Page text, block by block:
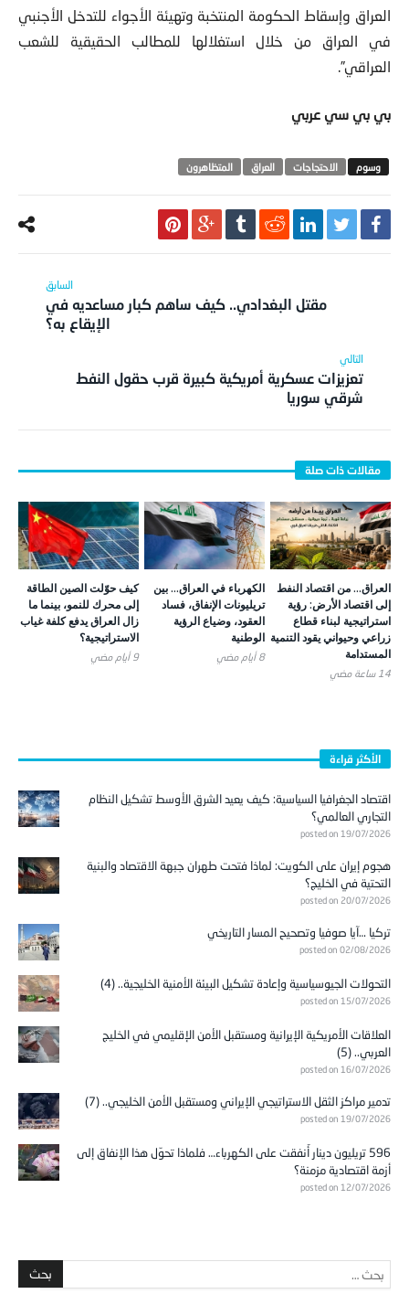
العراق وإسقاط الحكومة المنتخبة وتهيئة الأجواء للتدخل الأجنبي
في العراق من خلال استغلالها للمطالب الحقيقية للشعب
العراقي”.
بي بي سي عربي
الاحتجاجات العراق المتظاهرون
مقتل البغدادي.. كيف ساهم كبار مساعديه في
الإيقاع به؟
تعزيزات عسكرية أمريكية كبيرة قرب حقول النفط
شرقي سوريا
العراق… من اقتصاد النفط
إلى اقتصاد الأرض: رؤية
استراتيجية لبناء قطاع
زراعي وحيواني يقود التنمية
المستدامة
14 ساعة ‎مضي
الكهرباء في العراق… بين
تريليونات الإنفاق، فساد
العقود، وضياع الرؤية
الوطنية
8 أيام ‎مضي
كيف حوّلت الصين الطاقة
إلى محرك للنمو، بينما ما
زال العراق يدفع كلفة غياب
الاستراتيجية؟
9 أيام ‎مضي
الأكثر قراءة
اقتصاد الجغرافيا السياسية: كيف يعيد الشرق الأوسط تشكيل النظام
التجاري العالمي؟
posted on 19/07/2026
هجوم إيران على الكويت: لماذا فتحت طهران جبهة الاقتصاد والبنية
التحتية في الخليج؟
posted on 20/07/2026
تركيا …آيا صوفيا وتصحيح المسار التاريخي
posted on 02/08/2026
التحولات الجيوسياسية وإعادة تشكيل البيئة الأمنية الخليجية.. (4)
posted on 15/07/2026
العلاقات الأمريكية الإيرانية ومستقبل الأمن الإقليمي في الخليج
العربي.. (5)
posted on 16/07/2026
تدمير مراكز الثقل الاستراتيجي الإيراني ومستقبل الأمن الخليجي.. (7)
posted on 19/07/2026
596 تريليون دينار أُنفقت على الكهرباء… فلماذا تحوّل هذا الإنفاق إلى
أزمة اقتصادية مزمنة؟
posted on 12/07/2026